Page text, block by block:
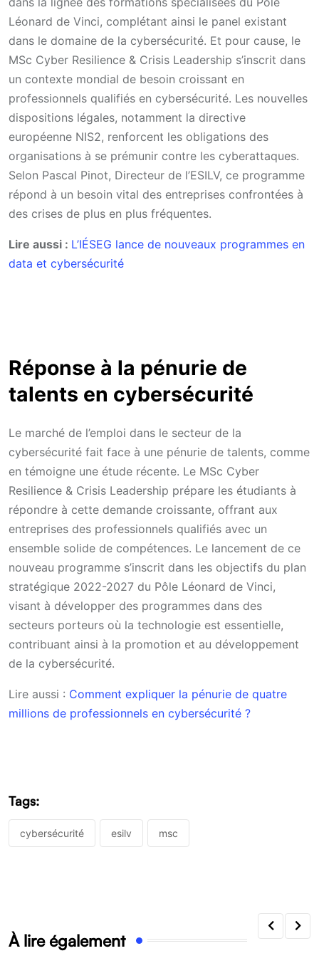
Léonard de Vinci, complétant ainsi le panel existant
dans le domaine de la cybersécurité. Et pour cause, le
MSc Cyber Resilience & Crisis Leadership s’inscrit dans
un contexte mondial de besoin croissant en
professionnels qualifiés en cybersécurité. Les nouvelles
dispositions légales, notamment la directive
européenne NIS2, renforcent les obligations des
organisations à se prémunir contre les cyberattaques.
Selon Pascal Pinot, Directeur de l’ESILV, ce programme
répond à un besoin vital des entreprises confrontées à
des crises de plus en plus fréquentes.
Lire aussi : L’IÉSEG lance de nouveaux programmes en
data et cybersécurité
Réponse à la pénurie de
talents en cybersécurité
Le marché de l’emploi dans le secteur de la
cybersécurité fait face à une pénurie de talents, comme
en témoigne une étude récente. Le MSc Cyber
Resilience & Crisis Leadership prépare les étudiants à
répondre à cette demande croissante, offrant aux
entreprises des professionnels qualifiés avec un
ensemble solide de compétences. Le lancement de ce
nouveau programme s’inscrit dans les objectifs du plan
stratégique 2022-2027 du Pôle Léonard de Vinci,
visant à développer des programmes dans des
secteurs porteurs où la technologie est essentielle,
contribuant ainsi à la promotion et au développement
de la cybersécurité.
Lire aussi : Comment expliquer la pénurie de quatre
millions de professionnels en cybersécurité ?
Tags:
cybersécurité esilv msc
À lire également